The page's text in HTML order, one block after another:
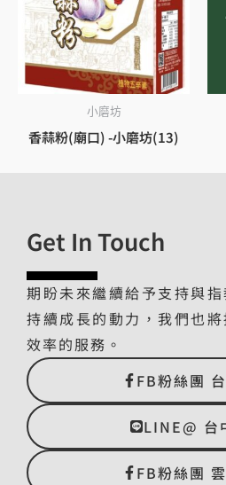
小磨坊
香蒜粉(廟口) -小磨坊(13)
Get In Touch
期盼未來繼續給予支持與
持續成長的動力，我們也
效率的服務。
FB粉絲團
LINE@ 台
FB粉絲團